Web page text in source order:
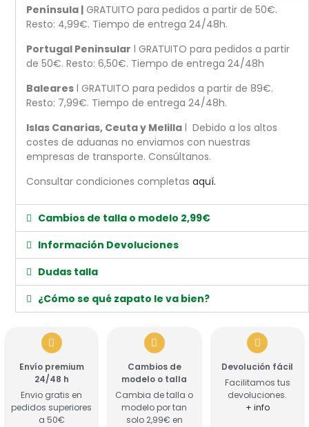
Península | GRATUITO para pedidos a partir de 50€.
Resto: 4,99€. Tiempo de entrega 24/48h.
Portugal Peninsular l GRATUITO para pedidos a partir
de 50€. Resto: 6,50€. Tiempo de entrega 24/48h
Baleares l GRATUITO para pedidos a partir de 89€.
Resto: 7,99€. Tiempo de entrega 24/48h.
Islas Canarias, Ceuta y Melilla l Debido a los altos
costes de aduanas no enviamos con nuestras
empresas de transporte. Consúltanos.
Consultar condiciones completasaquí.
Cambios de talla o modelo 2,99€
Información Devoluciones
Dudas talla
¿Cómo se qué zapato le va bien?
Envío premium
24/48 h
Envio gratis en
pedidos superiores
a 50€
Cambios de
modelo o talla
Cambia de talla o
modelo por tan
solo 2,99€ en
Devolución fácil
Facilitamos tus
devoluciones.
+ info